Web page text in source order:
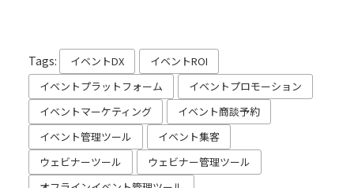
Tags: イベントDX
イベントROI
イベントプラットフォーム
イベントプロモーション
イベントマーケティング
イベント商談予約
イベント管理ツール
イベント集客
ウェビナーツール
ウェビナー管理ツール